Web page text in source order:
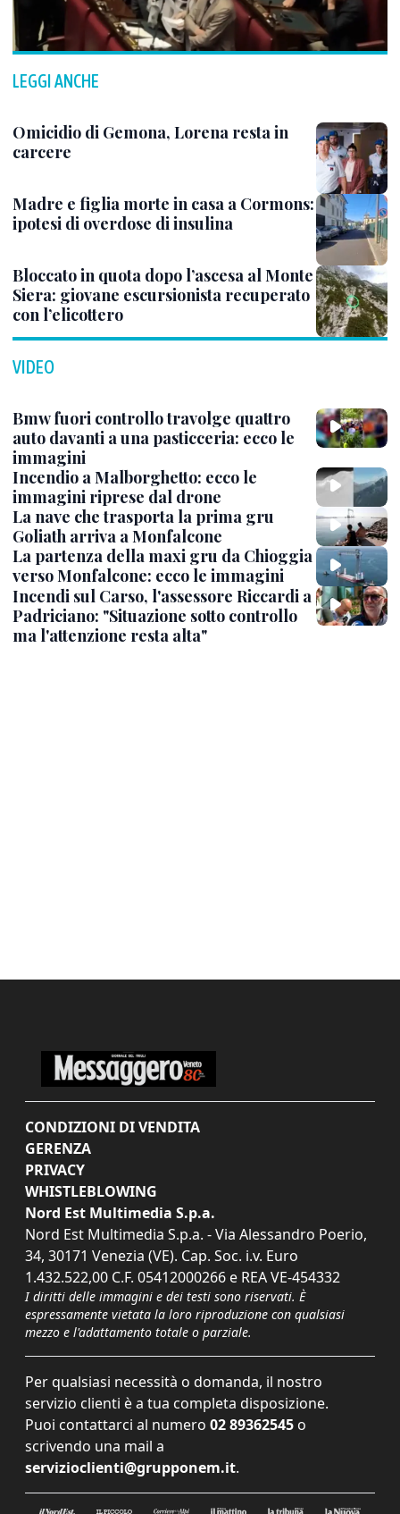
LEGGI ANCHE
Omicidio di Gemona, Lorena resta in
carcere
Madre e figlia morte in casa a Cormons:
ipotesi di overdose di insulina
Bloccato in quota dopo l’ascesa al Monte
Siera: giovane escursionista recuperato
con l’elicottero
VIDEO
Bmw fuori controllo travolge quattro
auto davanti a una pasticceria: ecco le
immagini
Incendio a Malborghetto: ecco le
immagini riprese dal drone
La nave che trasporta la prima gru
Goliath arriva a Monfalcone
La partenza della maxi gru da Chioggia
verso Monfalcone: ecco le immagini
Incendi sul Carso, l'assessore Riccardi a
Padriciano: "Situazione sotto controllo
ma l'attenzione resta alta"
CONDIZIONI DI VENDITA
GERENZA
PRIVACY
WHISTLEBLOWING
Nord Est Multimedia S.p.a.
Nord Est Multimedia S.p.a. - Via Alessandro Poerio,
34, 30171 Venezia (VE). Cap. Soc. i.v. Euro
1.432.522,00 C.F. 05412000266 e REA VE-454332
I diritti delle immagini e dei testi sono riservati. È
espressamente vietata la loro riproduzione con qualsiasi
mezzo e l'adattamento totale o parziale.
Per qualsiasi necessità o domanda, il nostro
servizio clienti è a tua completa disposizione.
Puoi contattarci al numero 02 89362545 o
scrivendo una mail a
servizioclienti@grupponem.it.